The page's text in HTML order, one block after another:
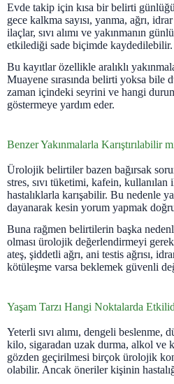
Evde takip için kısa bir belirti
gece kalkma sayısı, yanma, ağrı,
ilaçlar, sıvı alımı ve yakınmanın
etkilediği sade biçimde kaydedilebilir.
Bu kayıtlar özellikle aralıklı
Muayene sırasında belirti yoksa bile
zaman içindeki seyrini ve hangi
göstermeye yardım eder.
Benzer Yakınmalarla Karıştırılabilir
Ürolojik belirtiler bazen bağırsak
stres, sıvı tüketimi, kafein,
hastalıklarla karışabilir. Bu nedenle
dayanarak kesin yorum yapmak
Buna rağmen belirtilerin başka
olması ürolojik değerlendirmeyi
ateş, şiddetli ağrı, ani testis ağrısı,
kötüleşme varsa beklemek güvenli
Yaşam Tarzı Hangi Noktalarda
Yeterli sıvı alımı, dengeli beslenme,
kilo, sigaradan uzak durma, alkol ve
gözden geçirilmesi birçok ürolojik
olabilir. Ancak öneriler kişinin